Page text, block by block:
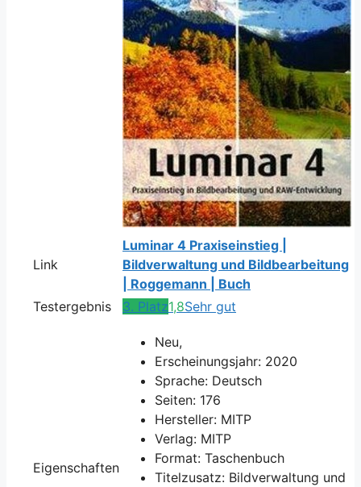
Link
Luminar 4 Praxiseinstieg |
Bildverwaltung und Bildbearbeitung
| Roggemann | Buch
Testergebnis
3. Platz1,8Sehr gut
Eigenschaften
Neu,
Erscheinungsjahr: 2020
Sprache: Deutsch
Seiten: 176
Hersteller: MITP
Verlag: MITP
Format: Taschenbuch
Titelzusatz: Bildverwaltung und